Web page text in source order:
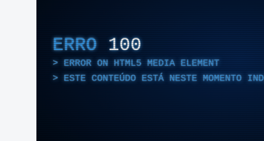
ERRO 100
ERROR ON HTML5 MEDIA ELEMENT
ESTE CONTEÚDO ESTÁ NESTE MOMENTO